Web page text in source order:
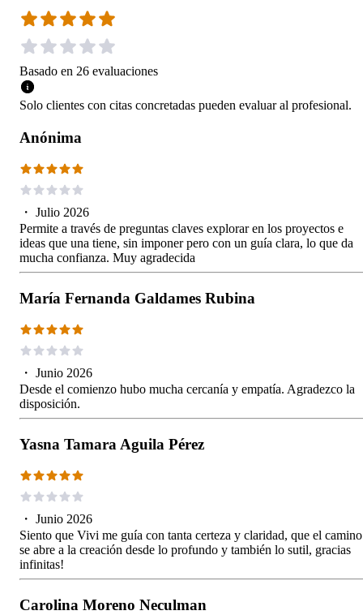
Basado en 26 evaluaciones
Solo clientes con citas concretadas pueden evaluar al profesional.
Anónima
・ Julio 2026
Permite a través de preguntas claves explorar en los proyectos e
ideas que una tiene, sin imponer pero con un guía clara, lo que da
mucha confianza. Muy agradecida
María Fernanda Galdames Rubina
・ Junio 2026
Desde el comienzo hubo mucha cercanía y empatía. Agradezco la
disposición.
Yasna Tamara Aguila Pérez
・ Junio 2026
Siento que Vivi me guía con tanta certeza y claridad, que el camino
se abre a la creación desde lo profundo y también lo sutil, gracias
infinitas!
Carolina Moreno Neculman